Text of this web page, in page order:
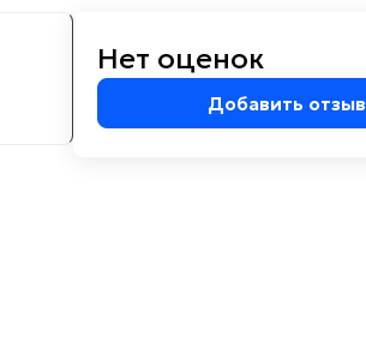
Нет оценок
Добавить отзыв